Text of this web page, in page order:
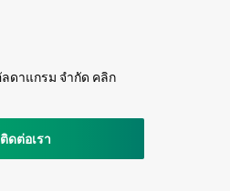
ดาแกรม จำกัด คลิก
ติดต่อเรา